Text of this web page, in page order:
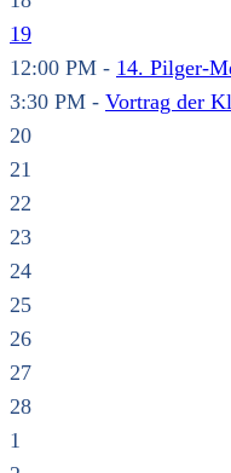
19
12:00 PM - 14. Pilger-
3:30 PM - Vortrag der
20
21
22
23
24
25
26
27
28
1